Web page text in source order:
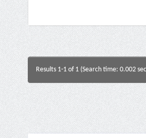
Results 1-1 of 1 (Search time: 0.002